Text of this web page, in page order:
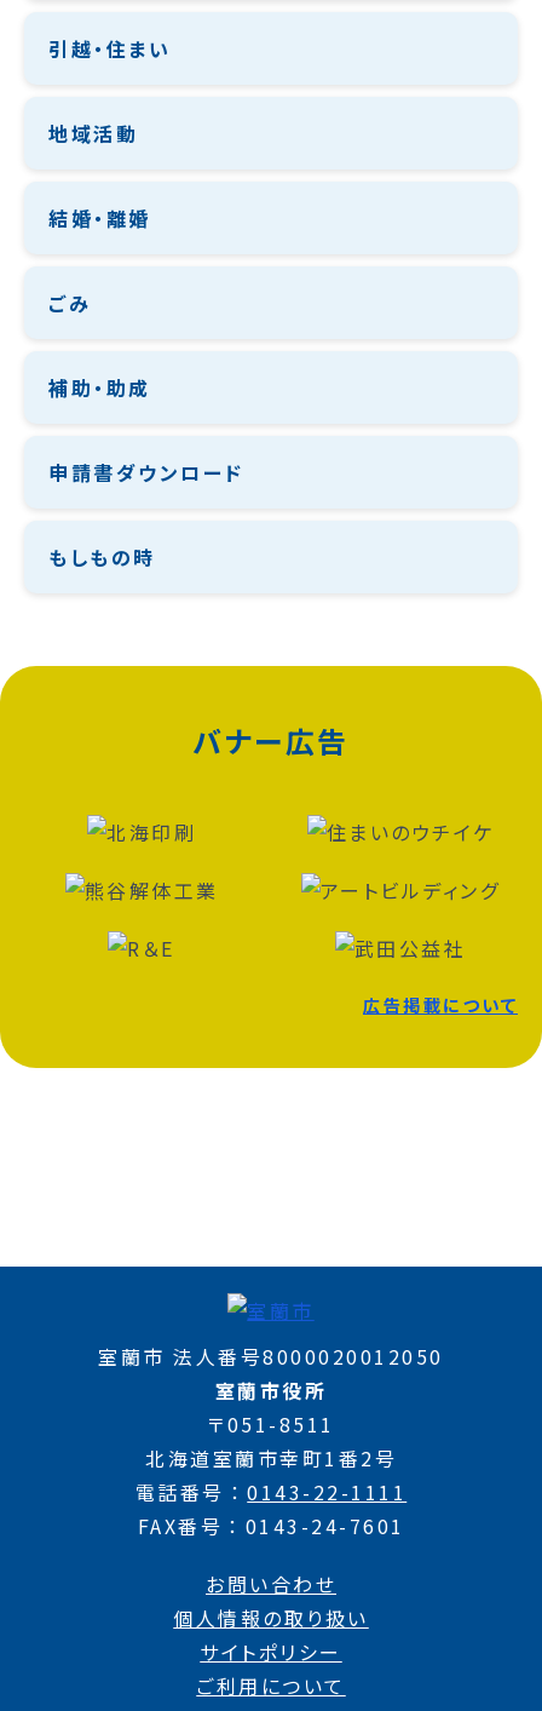
引越・住まい
地域活動
結婚・離婚
ごみ
補助・助成
申請書ダウンロード
もしもの時
バナー広告
広告掲載について
室蘭市 法人番号8000020012050
室蘭市役所
〒051-8511
北海道室蘭市幸町1番2号
電話番号
0143-22-1111
FAX番号
0143-24-7601
お問い合わせ
個人情報の取り扱い
サイトポリシー
ご利用について